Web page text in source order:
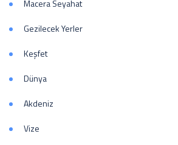
Macera Seyahat
Gezilecek Yerler
Keşfet
Dünya
Akdeniz
Vize